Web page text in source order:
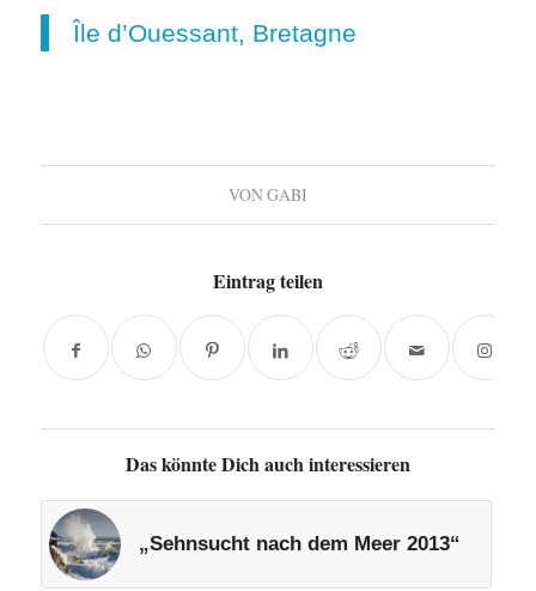
Île d’Ouessant, Bretagne
VONGABI
Eintrag teilen
Das könnte Dich auch interessieren
„Sehnsucht nach dem Meer 2013“